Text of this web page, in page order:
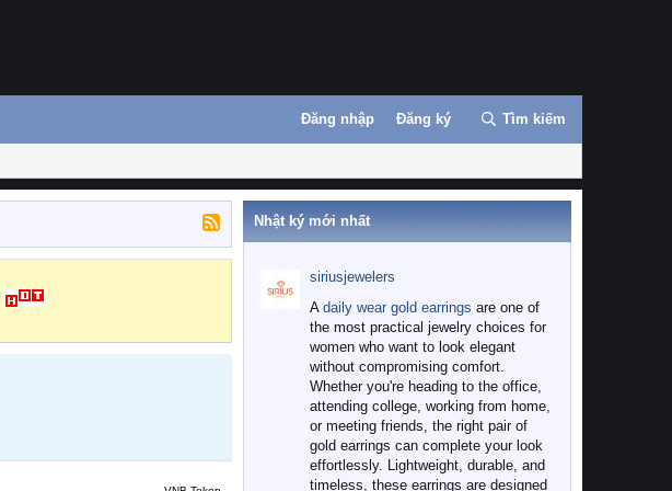
Đăng nhập Đăng ký Tìm kiếm
Nhật ký mới nhất
siriusjewelers
A daily wear gold earrings are one of
the most practical jewelry choices for
women who want to look elegant
without compromising comfort.
Whether you're heading to the office,
attending college, working from home,
or meeting friends, the right pair of
gold earrings can complete your look
effortlessly. Lightweight, durable, and
timeless, these earrings are designed